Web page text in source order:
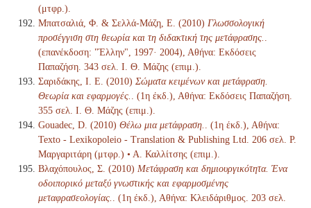
(μτφρ.).
Μπατσαλιά, Φ. & Σελλά-Μάζη, Ε. (2010) Γλωσσολογική
προσέγγιση στη θεωρία και τη διδακτική της μετάφρασης.
(επανέκδοση: "Έλλην", 1997· 2004), Αθήνα: Εκδόσεις
Παπαζήση. 343 σελ. Ι. Θ. Μάζης (επιμ.).
Σαριδάκης, Ι. Ε. (2010) Σώματα κειμένων και μετάφραση.
Θεωρία και εφαρμογές.
. (1η έκδ.), Αθήνα: Εκδόσεις Παπαζήση.
355 σελ. Ι. Θ. Μάζης (επιμ.).
Gouadec, D. (2010) Θέλω μια μετάφραση.
. (1η έκδ.), Αθήνα:
Texto - Lexikopoleio - Translation & Publishing Ltd. 206 σελ. Ρ.
Μαργαριτάρη (μτφρ.) • Α. Καλλίτσης (επιμ.).
Βλαχόπουλος, Σ. (2010) Μετάφραση και δημιουργικότητα. Ένα
οδοιπορικό μεταξύ γνωστικής και εφαρμοσμένης
μεταφρασεολογίας.
. (1η έκδ.), Αθήνα: Κλειδάριθμος. 203 σελ.